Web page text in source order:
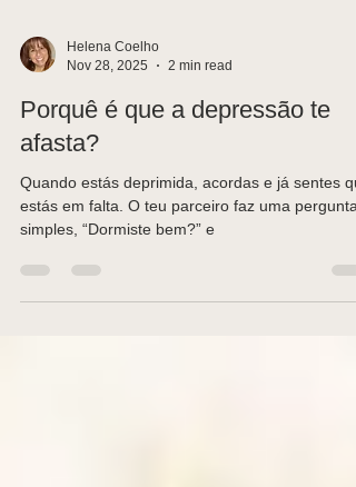
Nov 28, 2025
2 min read
Porquê é que a depressão te
afasta?
Quando estás deprimida, acordas e já sentes
simples, “Dormiste bem?” e